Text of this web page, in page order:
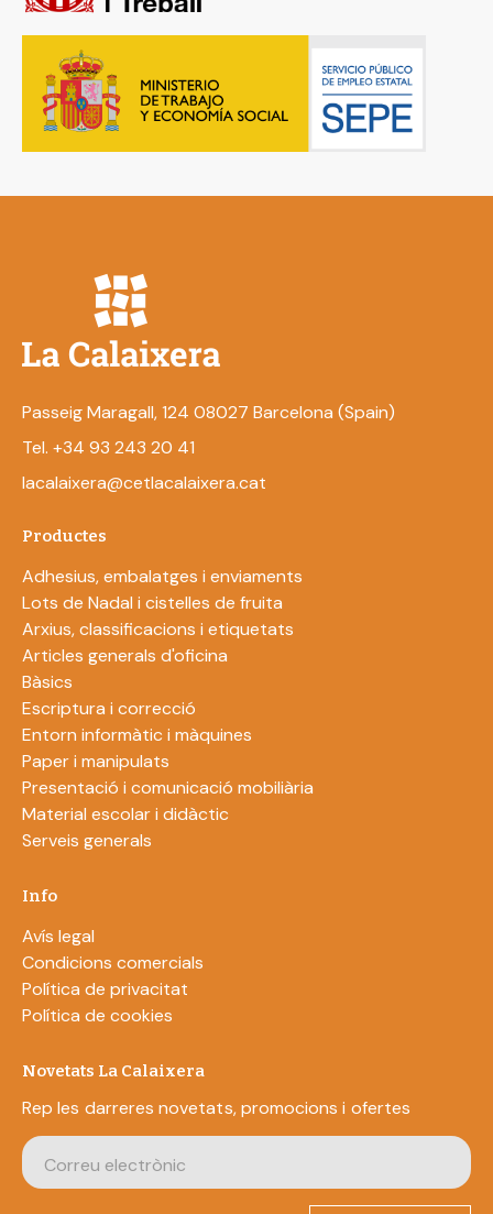
Passeig Maragall, 124 08027 Barcelona (Spain)
Tel. +34 93 243 20 41
lacalaixera@cetlacalaixera.cat
Productes
Adhesius, embalatges i enviaments
Lots de Nadal i cistelles de fruita
Arxius, classificacions i etiquetats
Articles generals d'oficina
Bàsics
Escriptura i correcció
Entorn informàtic i màquines
Paper i manipulats
Presentació i comunicació mobiliària
Material escolar i didàctic
Serveis generals
Info
Avís legal
Condicions comercials
Política de privacitat
Política de cookies
Novetats La Calaixera
Rep les darreres novetats, promocions i ofertes